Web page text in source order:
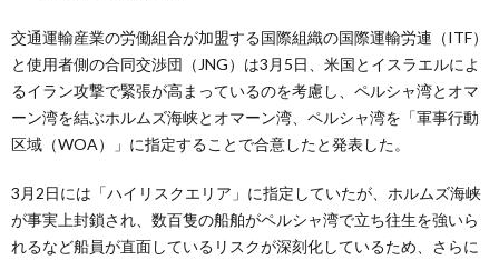
交通運輸産業の労働組合が加盟する国際組織の国際運輸労連（ITF）
と使用者側の合同交渉団（JNG）は3月5日、米国とイスラエルによ
るイラン攻撃で緊張が高まっているのを考慮し、ペルシャ湾とオマ
ーン湾を結ぶホルムズ海峡とオマーン湾、ペルシャ湾を「軍事行動
区域（WOA）」に指定することで合意したと発表した。
3月2日には「ハイリスクエリア」に指定していたが、ホルムズ海峡
が事実上封鎖され、数百隻の船舶がペルシャ湾で立ち往生を強いら
れるなど船員が直面しているリスクが深刻化しているため、さらに